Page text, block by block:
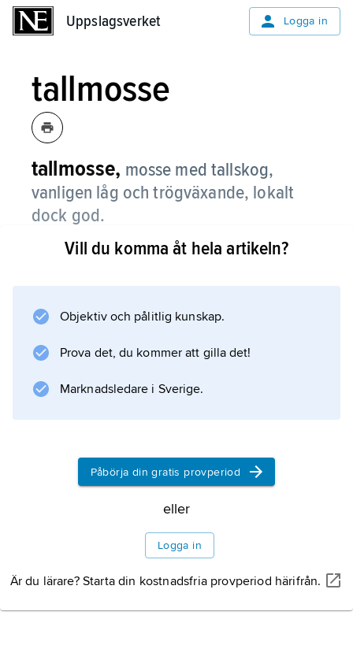
Uppslagsverket Logga in
tallmosse
tallmosse, mosse med tallskog,
vanligen låg och trögväxande, lokalt
dock god.
Träden är martallar, ofta hundraåriga eller
på grund av högt markvattenstånd, vilket dock
fältskiktet dominerar rätt högvuxna ris, såsom
odon, österut skvattram och norrut dvärgbjörk.
Information om artikeln
Vill du komma åt hela artikeln?
Objektiv och pålitlig kunskap.
Prova det, du kommer att gilla det!
Marknadsledare i Sverige.
Påbörja din gratis provperiod
eller
Logga in
Är du lärare? Starta din kostnadsfria provperiod härifrån.